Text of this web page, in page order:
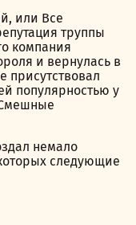
или Все
труппы
компания
и вернулась в
присутствовал
популярностью у
немало
следующие